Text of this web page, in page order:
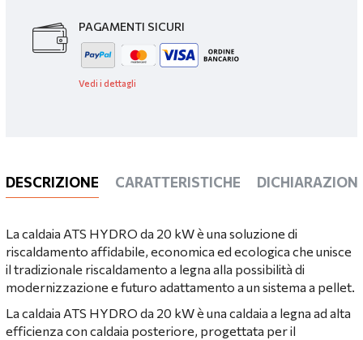
PAGAMENTI SICURI
Vedi i dettagli
DESCRIZIONE CARATTERISTICHE
La caldaia ATS HYDRO da 20 kW è una soluzione di
riscaldamento affidabile, economica ed ecologica che unisce
il tradizionale riscaldamento a legna alla possibilità di
modernizzazione e futuro adattamento a un sistema a pellet.
La caldaia ATS HYDRO da 20 kW è una caldaia a legna ad alta
efficienza con caldaia posteriore, progettata per il